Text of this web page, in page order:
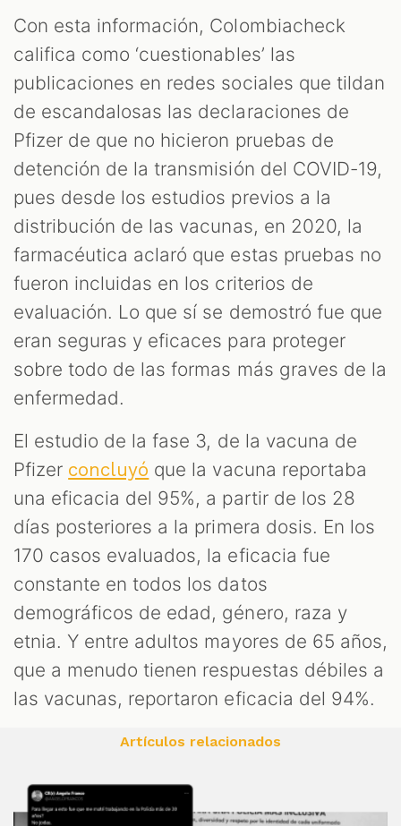
Con esta información, Colombiacheck
califica como ‘cuestionables’ las
publicaciones en redes sociales que tildan
de escandalosas las declaraciones de
Pfizer de que no hicieron pruebas de
detención de la transmisión del COVID-19,
pues desde los estudios previos a la
distribución de las vacunas, en 2020, la
farmacéutica aclaró que estas pruebas no
fueron incluidas en los criterios de
evaluación. Lo que sí se demostró fue que
eran seguras y eficaces para proteger
sobre todo de las formas más graves de la
enfermedad.
El estudio de la fase 3, de la vacuna de
Pfizer concluyó que la vacuna reportaba
una eficacia del 95%, a partir de los 28
días posteriores a la primera dosis. En los
170 casos evaluados, la eficacia fue
constante en todos los datos
demográficos de edad, género, raza y
etnia. Y entre adultos mayores de 65 años,
que a menudo tienen respuestas débiles a
las vacunas, reportaron eficacia del 94%.
Artículos relacionados